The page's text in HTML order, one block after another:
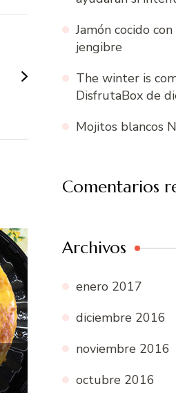
Jamón cocido
jengibre
The winter is
DisfrutaBox de
Mojitos blancos
Comentarios
Archivos
enero 2017
diciembre 2016
noviembre 2016
octubre 2016